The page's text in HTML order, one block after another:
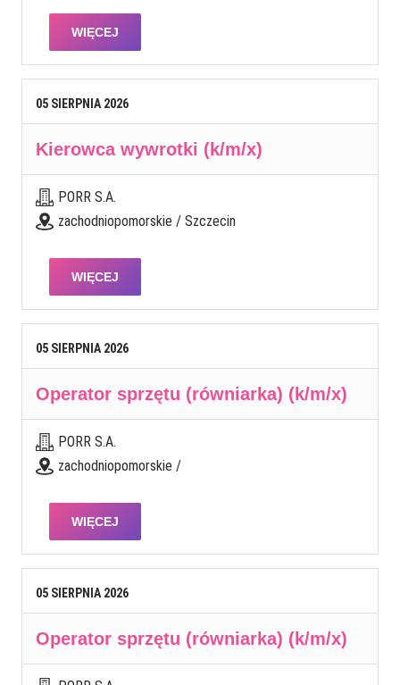
WIĘCEJ
05 SIERPNIA 2026
Kierowca wywrotki (k/m/x)
PORR S.A.
zachodniopomorskie / Szczecin
WIĘCEJ
05 SIERPNIA 2026
Operator sprzętu (równiarka) (k/m/x)
PORR S.A.
zachodniopomorskie /
WIĘCEJ
05 SIERPNIA 2026
Operator sprzętu (równiarka) (k/m/x)